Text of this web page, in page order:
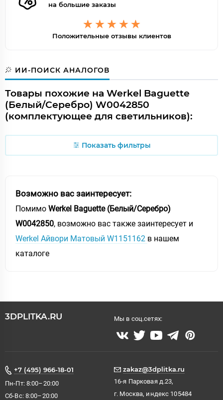
на большие заказы
Положительные отзывы клиентов
ИИ-ПОИСК АНАЛОГОВ
Товары похожие на Werkel Baguette
(Белый/Серебро) W0042850
(комплектующее для светильников):
Показать фильтры
Возможно вас заинтересует:
Помимо Werkel Baguette (Белый/Серебро)
W0042850, возможно вас также заинтересует и
Werkel Айвори Матовый W1151162 в нашем
каталоге
3DPLITKA.RU Мы в соц.сетях:
+7 (495) 966-18-01
Пн-Пт: 8:00–20:00
Сб-Вс: 8:00–20:00
zakaz@3dplitka.ru
16-я Парковая д.23,
г. Москва, индекс 105484